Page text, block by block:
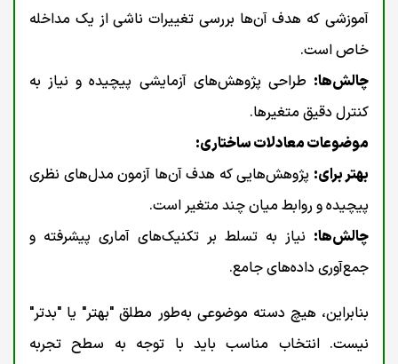
آموزشی که هدف آن‌ها بررسی تغییرات ناشی از یک مداخله
خاص است.
چالش‌ها: طراحی پژوهش‌های آزمایشی پیچیده و نیاز به
کنترل دقیق متغیرها.
موضوعات معادلات ساختاری:
بهتر برای: پژوهش‌هایی که هدف آن‌ها آزمون مدل‌های نظری
پیچیده و روابط میان چند متغیر است.
چالش‌ها: نیاز به تسلط بر تکنیک‌های آماری پیشرفته و
جمع‌آوری داده‌های جامع.
بنابراین، هیچ دسته موضوعی به‌طور مطلق "بهتر" یا "بدتر"
نیست. انتخاب مناسب باید با توجه به سطح تجربه